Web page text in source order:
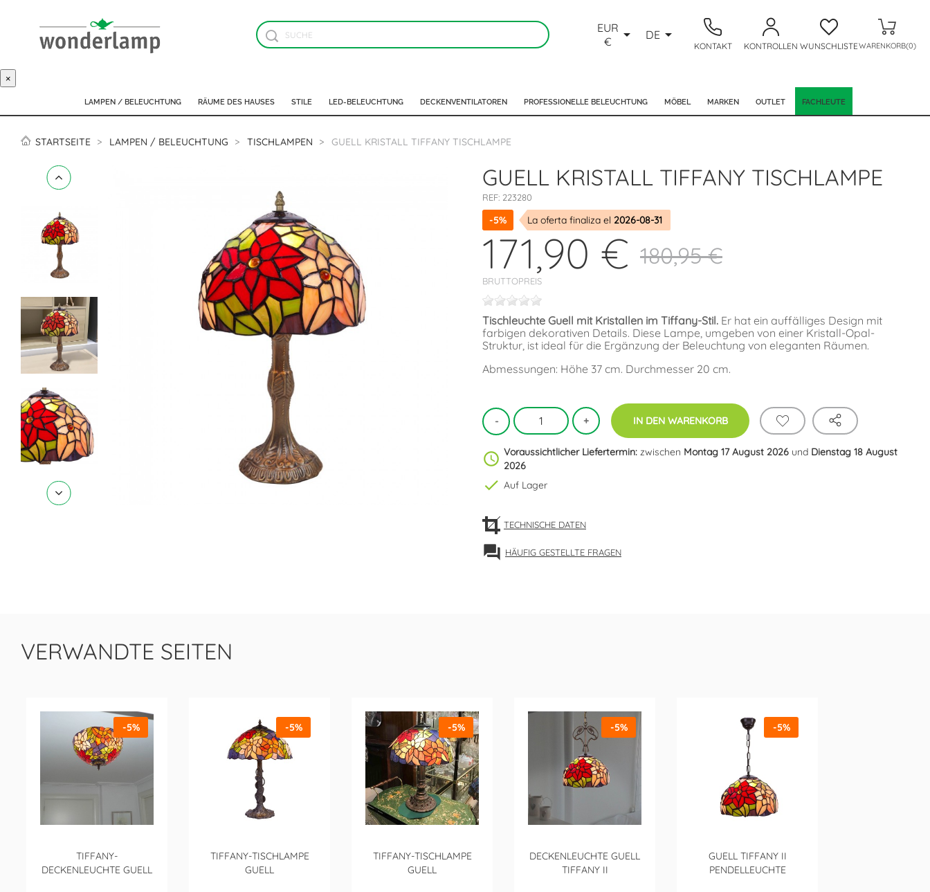
EUR
€
 DE 
KONTAKT KONTROLLEN WUNSCHLISTEWARENKORB(0)
×
LAMPEN / BELEUCHTUNG RÄUME DES HAUSES STILE LED-BELEUCHTUNG DECKENVENTILATOREN PROFESSIONELLE BELEUCHTUNG MÖBEL MARKEN OUTLET FACHLEUTE
STARTSEITE LAMPEN / BELEUCHTUNG TISCHLAMPEN GUELL KRISTALL TIFFANY TISCHLAMPE
GUELL KRISTALL TIFFANY TISCHLAMPE
REF: 223280
-5% La oferta finaliza el 2026-08-31
171,90 €
BRUTTOPREIS
180,95 €
Tischleuchte Guell mit Kristallen im Tiffany-Stil. Er hat ein auffälliges Design mit
farbigen dekorativen Details. Diese Lampe, umgeben von einer Kristall-Opal-
Struktur, ist ideal für die Ergänzung der Beleuchtung von eleganten Räumen.
Abmessungen: Höhe 37 cm. Durchmesser 20 cm.
IN DEN WARENKORB
schedule Voraussichtlicher Liefertermin: zwischen Montag 17 August 2026 und Dienstag 18 August
2026
check Auf Lager
TECHNISCHE DATEN
forum HÄUFIG GESTELLTE FRAGEN
VERWANDTE SEITEN
TIFFANY-
DECKENLEUCHTE GUELL
-5%
TIFFANY-TISCHLAMPE
GUELL
-5%
TIFFANY-TISCHLAMPE
GUELL
-5%
DECKENLEUCHTE GUELL
TIFFANY II
-5%
GUELL TIFFANY II
PENDELLEUCHTE
-5%